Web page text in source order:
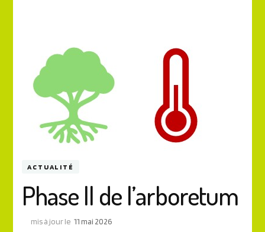
ACTUALITÉ
Phase ll de l’arboretum
mis à jour le 11 mai 2026